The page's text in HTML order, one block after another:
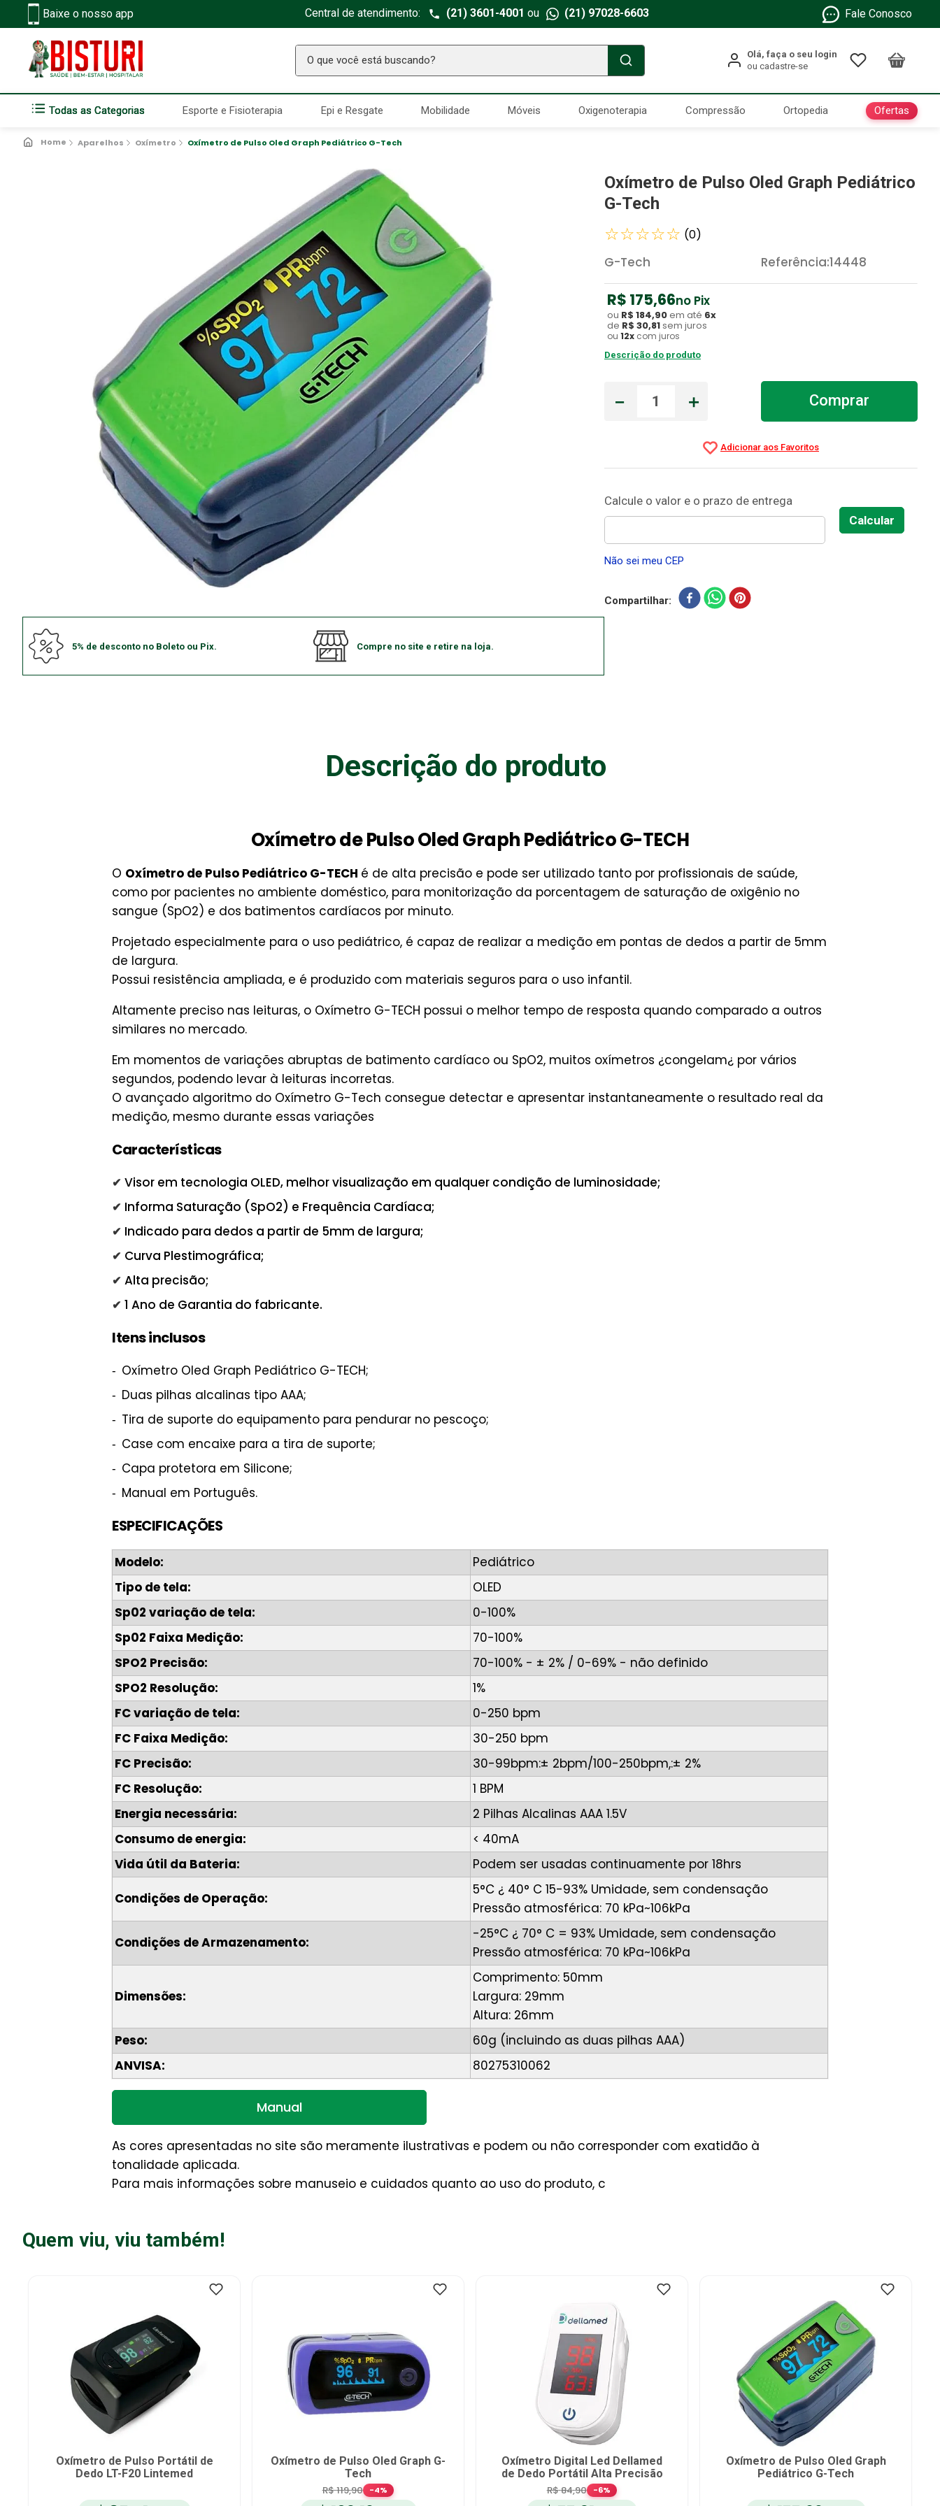
Baixe o nosso app Central de atendimento: (21) 3601-4001 ou (21) 97028-6603 Fale Conosco
O que você está buscando?
Todas as Categorias Esporte e Fisioterapia Epi e Resgate Mobilidade Móveis Oxigenoterapia Compressão Ortopedia Ofertas
Aparelhos Oxímetro Oxímetro de Pulso Oled Graph Pediátrico G-Tech
5% de desconto no Boleto ou Pix. Compre no site e retire na loja.
Oxímetro de Pulso Oled Graph Pediátrico
G-Tech
☆☆☆☆☆ (0)
G-Tech Referência:14448
R$ 175,66no Pix
ou R$ 184,90em até 6x
de R$ 30,81 sem juros
ou 12x com juros
Descrição do produto
＋
－ Comprar
Não sei meu CEP
Compartilhar
Descrição do produto
Oxímetro de Pulso Oled Graph Pediátrico G-TECH
O Oxímetro de Pulso Pediátrico G-TECH é de alta precisão e pode ser utilizado tanto por profissionais de saúde,
como por pacientes no ambiente doméstico, para monitorização da porcentagem de saturação de oxigênio no
sangue (SpO2) e dos batimentos cardíacos por minuto.
Projetado especialmente para o uso pediátrico, é capaz de realizar a medição em pontas de dedos a partir de 5mm
de largura.
Possui resistência ampliada, e é produzido com materiais seguros para o uso infantil.
Altamente preciso nas leituras, o Oxímetro G-TECH possui o melhor tempo de resposta quando comparado a outros
similares no mercado.
Em momentos de variações abruptas de batimento cardíaco ou SpO2, muitos oxímetros ¿congelam¿ por vários
segundos, podendo levar à leituras incorretas.
O avançado algoritmo do Oxímetro G-Tech consegue detectar e apresentar instantaneamente o resultado real da
medição, mesmo durante essas variações
Características
Visor em tecnologia OLED, melhor visualização em qualquer condição de luminosidade;
Informa Saturação (SpO2) e Frequência Cardíaca;
Indicado para dedos a partir de 5mm de largura;
Curva Plestimográfica;
Alta precisão;
1 Ano de Garantia do fabricante.
Itens inclusos
Oxímetro Oled Graph Pediátrico G-TECH;
Duas pilhas alcalinas tipo AAA;
Tira de suporte do equipamento para pendurar no pescoço;
Case com encaixe para a tira de suporte;
Capa protetora em Silicone;
Manual em Português.
ESPECIFICAÇÕES
Modelo:
Pediátrico
Tipo de tela:
OLED
Sp02 variação de tela:
0-100%
Sp02 Faixa Medição:
70-100%
SPO2 Precisão:
70-100% - ± 2% / 0-69% - não definido
SPO2 Resolução:
1%
FC variação de tela:
0-250 bpm
FC Faixa Medição:
30-250 bpm
FC Precisão:
30-99bpm:± 2bpm/100-250bpm,:± 2%
FC Resolução:
1 BPM
Energia necessária:
2 Pilhas Alcalinas AAA 1.5V
Consumo de energia:
< 40mA
Vida útil da Bateria:
Podem ser usadas continuamente por 18hrs
Condições de Operação:
5°C ¿ 40° C 15-93% Umidade, sem condensação
Pressão atmosférica: 70 kPa~106kPa
Condições de Armazenamento:
-25°C ¿ 70° C = 93% Umidade, sem condensação
Pressão atmosférica: 70 kPa~106kPa
Dimensões:
Comprimento: 50mm
Largura: 29mm
Altura: 26mm
Peso:
60g (incluindo as duas pilhas AAA)
ANVISA:
80275310062
Manual
As cores apresentadas no site são meramente ilustrativas e podem ou não corresponder com exatidão à
tonalidade aplicada.
Para mais informações sobre manuseio e cuidados quanto ao uso do produto, c
Quem viu, viu também!
Oxímetro de Pulso Portátil de
Dedo LT-F20 Lintemed
Oxímetro de Pulso Oled Graph G-
Tech
R$119,90 -4%
Oxímetro Digital Led Dellamed
de Dedo Portátil Alta Precisão
R$84,90 -6%
Oxímetro de Pulso Oled Graph
Pediátrico G-Tech
TERMOS MAIS BUSCADOS
Seringa Insulina
2º Fralda Geriatrica
Estetoscopio Littmann
5º Aparelho Pressão
6º Littmann
7º Absorvente Geriatrico
8º Gaze Esteril
º Cadeira Banho
10º Gaze